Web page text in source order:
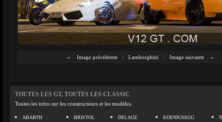
« Image précédente | Lamborghini | Image suivante »
TOUTES LES GT, TOUTES LES CLASSIC
Toutes les infos sur les constructeurs et les modèles.
ABARTH
BRISTOL
DELAGE
KOENIGSEGG